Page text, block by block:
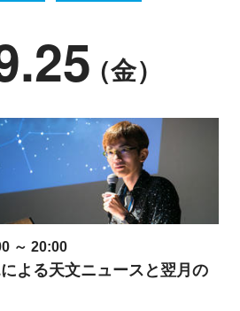
（金）
～ 20:00
よる天文ニュースと翌月の